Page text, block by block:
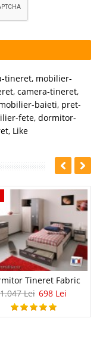
tineret, mobilier-
, camera-tineret,
baieti, pret-
fete, dormitor-
, Like
Tineret Fabric
1.047 Lei 698 Lei